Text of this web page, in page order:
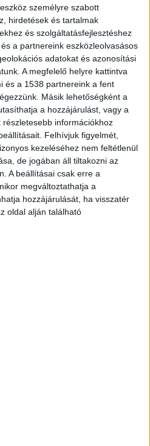
személyre szabott
hirdetések és tartalmak
és szolgáltatásfejlesztéshez
a partnereink eszközleolvasásos
adatokat és azonosítási
A megfelelő helyre kattintva
és a 1538 partnereink a fent
Másik lehetőségként a
a hozzájárulást, vagy a
információkhoz
Felhívjuk figyelmét,
kezeléséhez nem feltétlenül
de jogában áll tiltakozni az
A beállításai csak erre a
megváltoztathatja a
hozzájárulását, ha visszatér
oldal alján található
a legolcsóbb elektromos
villanyautós támogatási